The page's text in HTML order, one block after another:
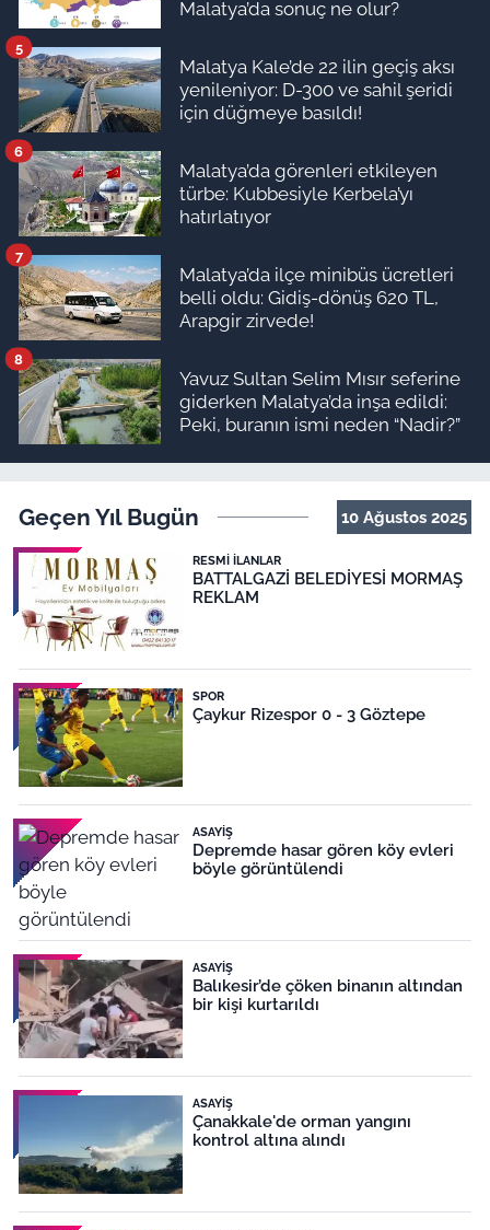
Malatya’da sonuç ne olur?
Malatya Kale’de 22 ilin geçiş aksı
yenileniyor: D-300 ve sahil şeridi
için düğmeye basıldı!
5
Malatya’da görenleri etkileyen
türbe: Kubbesiyle Kerbela’yı
hatırlatıyor
6
Malatya’da ilçe minibüs ücretleri
belli oldu: Gidiş-dönüş 620 TL,
Arapgir zirvede!
7
Yavuz Sultan Selim Mısır seferine
giderken Malatya’da inşa edildi:
Peki, buranın ismi neden “Nadir?”
8
Geçen Yıl Bugün 10 Ağustos 2025
RESMI İLANLAR
BATTALGAZİ BELEDİYESİ MORMAŞ
REKLAM
SPOR
Çaykur Rizespor 0 - 3 Göztepe
ASAYIŞ
Depremde hasar gören köy evleri
böyle görüntülendi
ASAYIŞ
Balıkesir’de çöken binanın altından
bir kişi kurtarıldı
ASAYIŞ
Çanakkale'de orman yangını
kontrol altına alındı